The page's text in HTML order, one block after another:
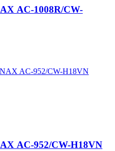
AC-1008R/CW-
AC-952/CW-H18VN